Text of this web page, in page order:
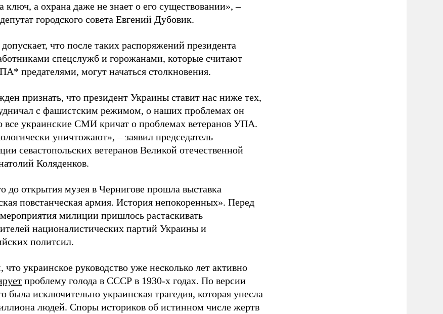
ключ, а охрана даже не знает о его существовании», –
городского совета Евгений Дубовик.
что после таких распоряжений президента
спецслужб и горожанами, которые считают
предателями, могут начаться столкновения.
признать, что президент Украины ставит нас ниже тех,
с фашистским режимом, о наших проблемах он
все украинские СМИ кричат о проблемах ветеранов УПА.
уничтожают», – заявил председатель
севастопольских ветеранов Великой отечественной
Коляденков.
до открытия музея в Чернигове прошла выставка
повстанческая армия. История непокоренных». Перед
милиции пришлось растаскивать
националистических партий Украины и
политсил.
украинское руководство уже несколько лет активно
проблему голода в СССР в 1930-х годах. По версии
была исключительно украинская трагедия, которая унесла
людей. Споры историков об истинном числе жертв